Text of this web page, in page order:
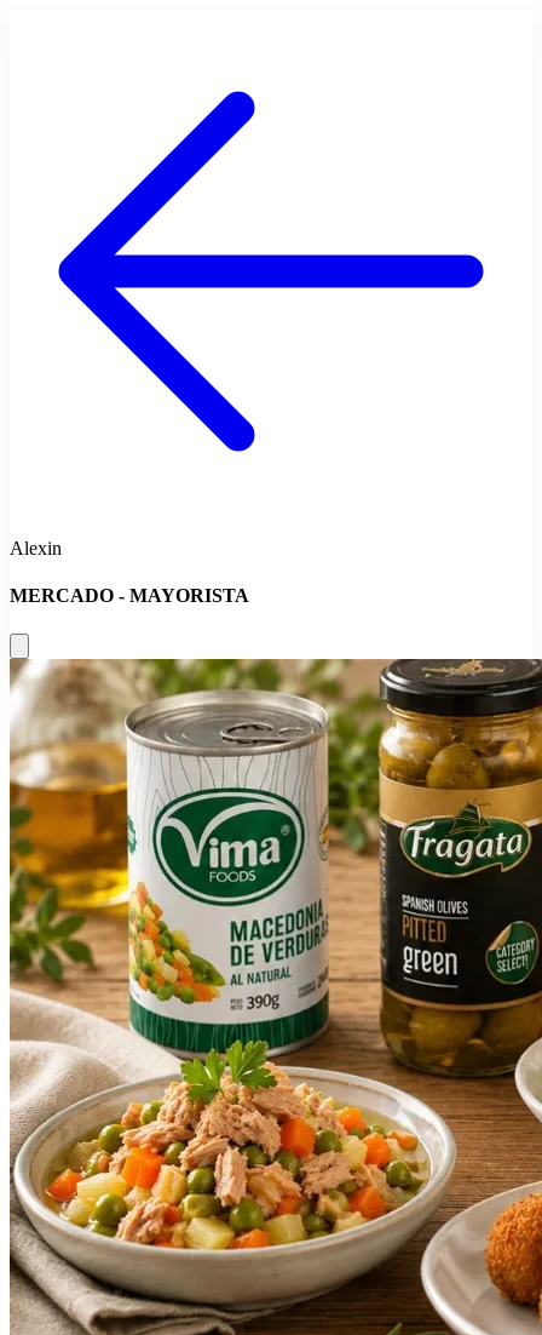
Alexin
MERCADO - MAYORISTA